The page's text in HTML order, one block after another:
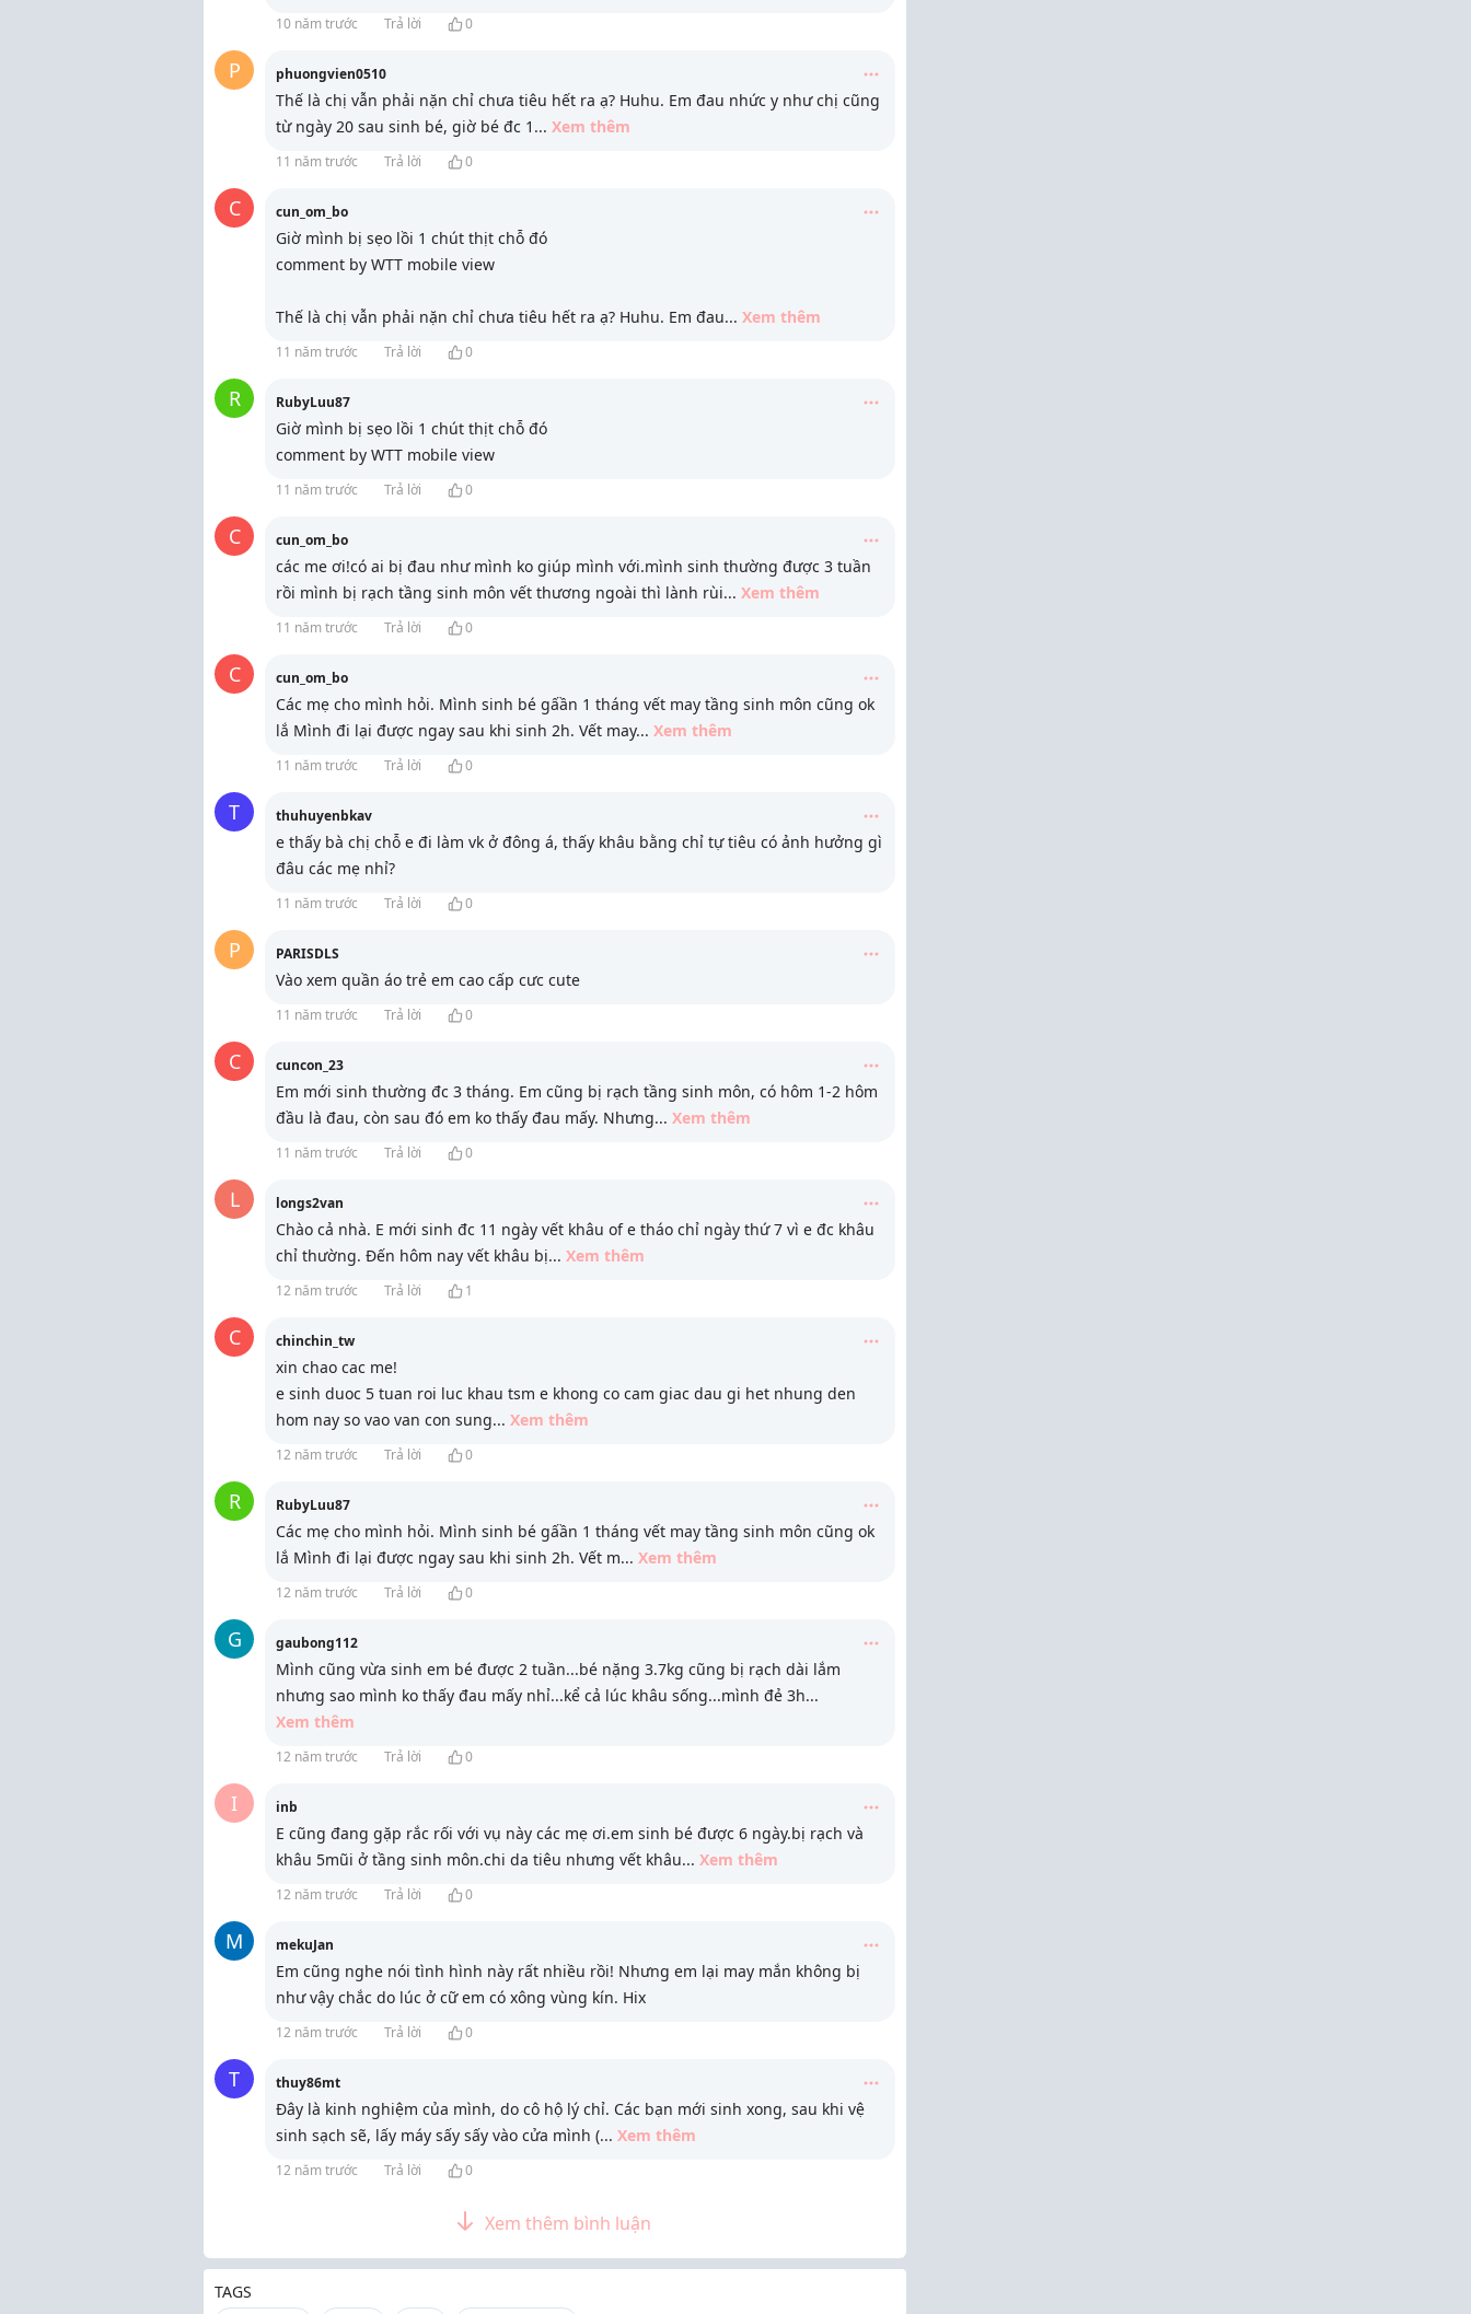
10 năm trước Trả lời 0
P phuongvien0510
Thế là chị vẫn phải nặn chỉ chưa tiêu hết ra ạ? Huhu. Em đau nhức y như chị cũng
từ ngày 20 sau sinh bé, giờ bé đc 1 ... Xem thêm
11 năm trước Trả lời 0
C cun_om_bo
Giờ mình bị sẹo lồi 1 chút thịt chỗ đó
comment by WTT mobile view
Thế là chị vẫn phải nặn chỉ chưa tiêu hết ra ạ? Huhu. Em đau... Xem thêm
11 năm trước Trả lời 0
R RubyLuu87
Giờ mình bị sẹo lồi 1 chút thịt chỗ đó
comment by WTT mobile view
11 năm trước Trả lời 0
C cun_om_bo
các me ơi!có ai bị đau như mình ko giúp mình với.mình sinh thường được 3 tuần
rồi mình bị rạch tầng sinh môn vết thương ngoài thì lành rùi... Xem thêm
11 năm trước Trả lời 0
C cun_om_bo
Các mẹ cho mình hỏi. Mình sinh bé gấần 1 tháng vết may tầng sinh môn cũng ok
lắ Mình đi lại được ngay sau khi sinh 2h. Vết may... Xem thêm
11 năm trước Trả lời 0
T thuhuyenbkav
e thấy bà chị chỗ e đi làm vk ở đông á, thấy khâu bằng chỉ tự tiêu có ảnh hưởng gì
đâu các mẹ nhỉ?
11 năm trước Trả lời 0
P PARISDLS
Vào xem quần áo trẻ em cao cấp cưc cute
11 năm trước Trả lời 0
C cuncon_23
Em mới sinh thường đc 3 tháng. Em cũng bị rạch tầng sinh môn, có hôm 1-2 hôm
đầu là đau, còn sau đó em ko thấy đau mấy. Nhưng... Xem thêm
11 năm trước Trả lời 0
L longs2van
Chào cả nhà. E mới sinh đc 11 ngày vết khâu of e tháo chỉ ngày thứ 7 vì e đc khâu
chỉ thường. Đến hôm nay vết khâu bị... Xem thêm
12 năm trước Trả lời 1
C chinchin_tw
xin chao cac me!
e sinh duoc 5 tuan roi luc khau tsm e khong co cam giac dau gi het nhung den
hom nay so vao van con sung... Xem thêm
12 năm trước Trả lời 0
R RubyLuu87
Các mẹ cho mình hỏi. Mình sinh bé gấần 1 tháng vết may tầng sinh môn cũng ok
lắ Mình đi lại được ngay sau khi sinh 2h. Vết m... Xem thêm
12 năm trước Trả lời 0
G gaubong112
Mình cũng vừa sinh em bé được 2 tuần...bé nặng 3.7kg cũng bị rạch dài lắm
nhưng sao mình ko thấy đau mấy nhỉ...kể cả lúc khâu sống...mình đẻ 3h...
Xem thêm
12 năm trước Trả lời 0
I inb
E cũng đang gặp rắc rối với vụ này các mẹ ơi.em sinh bé được 6 ngày.bị rạch và
khâu 5mũi ở tầng sinh môn.chi da tiêu nhưng vết khâu... Xem thêm
12 năm trước Trả lời 0
M mekuJan
Em cũng nghe nói tình hình này rất nhiều rồi! Nhưng em lại may mắn không bị
như vậy chắc do lúc ở cữ em có xông vùng kín. Hix
12 năm trước Trả lời 0
T thuy86mt
Đây là kinh nghiệm của mình, do cô hộ lý chỉ. Các bạn mới sinh xong, sau khi vệ
sinh sạch sẽ, lấy máy sấy sấy vào cửa mình (... Xem thêm
12 năm trước Trả lời 0
Xem thêm bình luận
TAGS